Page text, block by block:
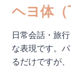
ヘヨ体（
日常会話・旅
な表現です。
るだけですが